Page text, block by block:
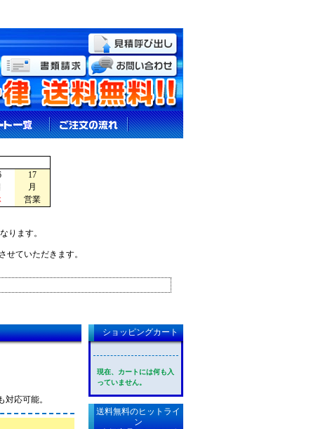
17
月
営業
ります。
ていただきます。
応可能。
ショッピングカート
現在、カートには何も入
っていません。
送料無料のヒットライ
ン